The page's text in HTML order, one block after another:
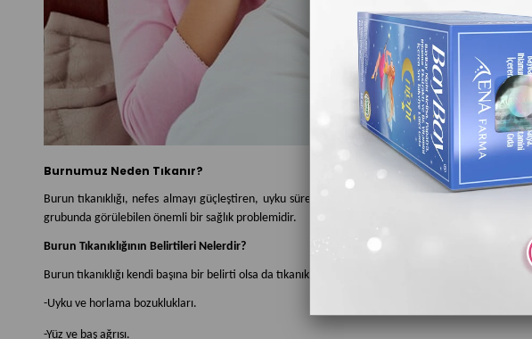
Burnumuz Neden Tıkanır?
Burun tıkanıklığı, nefes almayı güçleştiren, uyku sürecinin kalitesini etkileyen, ses kalitesinin
grubunda görülebilen önemli bir sağlık problemidir.
Burun Tıkanıklığının Belirtileri Nelerdir?
Burun tıkanıklığı kendi başına bir belirti olsa da tıkanıklığa eşlik eden birçok farklı belirtiye
-Uyku ve horlama bozuklukları.
-Yüz ve baş ağrısı.